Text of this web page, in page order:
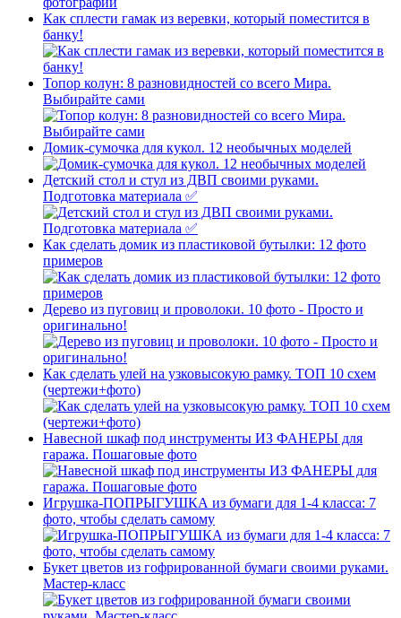
Как сплести гамак из веревки, который поместится в
банку!
Топор колун: 8 разновидностей со всего Мира.
Выбирайте сами
Домик-сумочка для кукол. 12 необычных моделей
Детский стол и стул из ДВП своими руками.
Подготовка материала ✅
Как сделать домик из пластиковой бутылки: 12 фото
примеров
Дерево из пуговиц и проволоки. 10 фото - Просто и
оригинально!
Как сделать улей на узковысокую рамку. ТОП 10 схем
(чертежи+фото)
Навесной шкаф под инструменты ИЗ ФАНЕРЫ для
гаража. Пошаговые фото
Игрушка-ПОПРЫГУШКА из бумаги для 1-4 класса: 7
фото, чтобы сделать самому
Букет цветов из гофрированной бумаги своими руками.
Мастер-класс